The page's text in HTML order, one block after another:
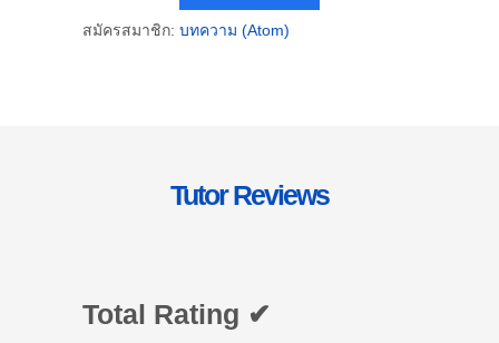
สมัครสมาชิก: บทความ (Atom)
Tutor Reviews
Total Rating ✔